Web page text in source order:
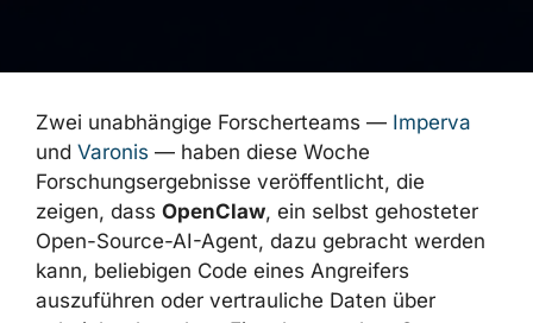
Zwei unabhängige Forscherteams —Imperva
Forschungsergebnisse veröffentlicht, die
zeigen, dassOpenClaw, ein selbst gehosteter
Open-Source-AI-Agent, dazu gebracht
werden kann, beliebigen Code eines
Angreifers auszuführen oder vertrauliche
Daten über scheinbar harmlose Eingaben
nach außen zu geben: einen geteilten